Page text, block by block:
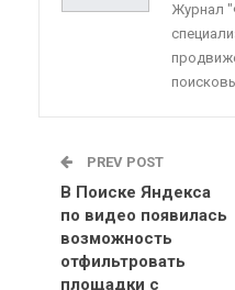
Журнал
PREV POST
В Поиске Яндекса
по видео появилась
возможность
отфильтровать
площадки с